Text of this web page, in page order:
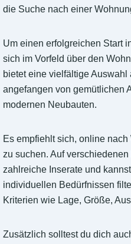
die Suche nach einer
Um einen erfolgreichen Start
sich im Vorfeld über den
bietet eine vielfältige
angefangen von gemütlichen
modernen Neubauten.
Es empfiehlt sich, online
zu suchen. Auf
zahlreiche Inserate und
individuellen Bedürfnissen
Kriterien wie Lage, Größe,
Zusätzlich solltest du dich